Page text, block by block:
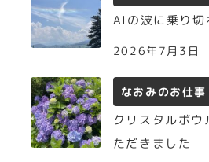
AIの波に乗り
2026年7月3日
なおみのお仕事
クリスタルボ
ただきました